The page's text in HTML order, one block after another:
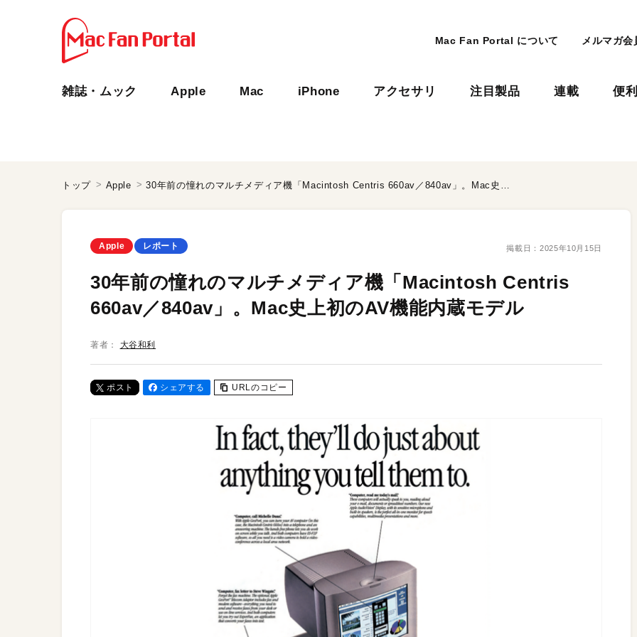
Mac Fan Portal について メルマガ会
雑誌・ムック Apple Mac iPhone アクセサリ 注目製品 連載 便
トップ Apple 30年前の憧れのマルチメディア機「Macintosh Centris 660av／840av」。Mac史上初のAV機能内蔵モデル
Apple レポート 掲載日： 2025年10月15日
30年前の憧れのマルチメディア機「Macintosh Centris
660av／840av」。Mac史上初のAV機能内蔵モデル
著者： 大谷和利
ポスト シェアする URLのコピー